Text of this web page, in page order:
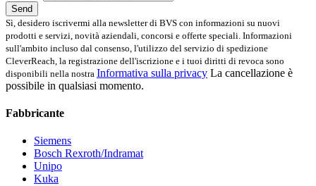
Send
Sì, desidero iscrivermi alla newsletter di BVS con informazioni su nuovi
prodotti e servizi, novità aziendali, concorsi e offerte speciali. Informazioni
sull'ambito incluso dal consenso, l'utilizzo del servizio di spedizione
CleverReach, la registrazione dell'iscrizione e i tuoi diritti di revoca sono
disponibili nella nostra Informativa sulla privacy La cancellazione è
possibile in qualsiasi momento.
Fabbricante
Siemens
Bosch Rexroth/Indramat
Unipo
Kuka